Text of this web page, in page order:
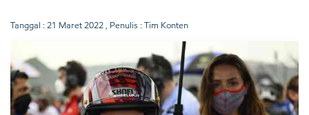
Tanggal : 21 Maret 2022 , Penulis : Tim Konten